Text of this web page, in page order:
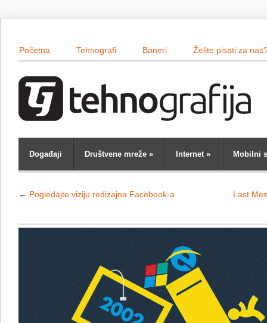
Početna Tehnografi Baneri Želite pisati za
Događaji Društvene mreže » Internet» Mobilni
← Pogledajte viziju redizajna Facebook-a Last